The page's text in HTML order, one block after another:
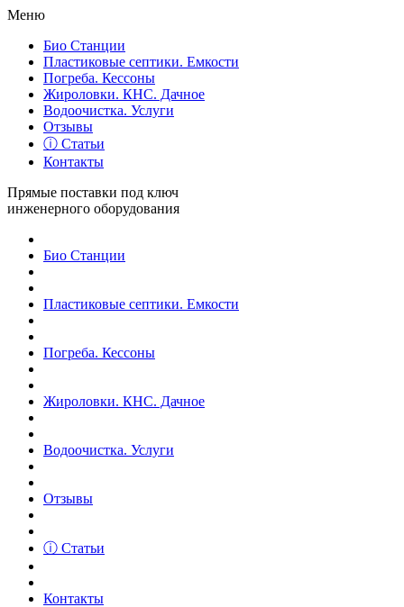
Меню
Био Станции
Пластиковые септики. Емкости
Погреба. Кессоны
Жироловки. КНС. Дачное
Водоочистка. Услуги
Отзывы
ⓘ Статьи
Контакты
Прямые поставки под ключ
инженерного оборудования
Био Станции
Пластиковые септики. Емкости
Погреба. Кессоны
Жироловки. КНС. Дачное
Водоочистка. Услуги
Отзывы
ⓘ Статьи
Контакты